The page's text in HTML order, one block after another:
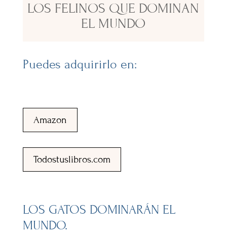
LOS FELINOS QUE DOMINAN
EL MUNDO
Puedes adquirirlo en:
Amazon
Todostuslibros.com
LOS GATOS DOMINARÁN EL
MUNDO.